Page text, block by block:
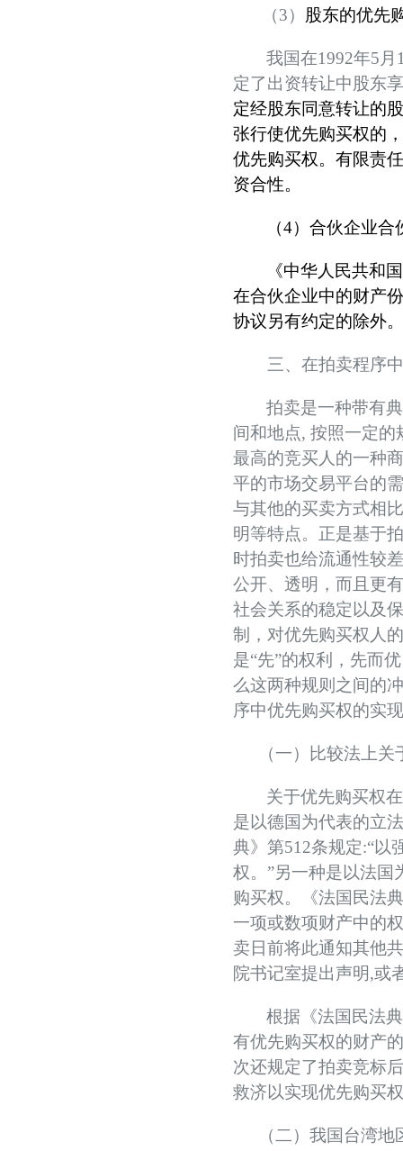
（3） 股东的优先
我国在1992年5 月
定了出资转让中股东
定经股东同意转让的
张行使优先购买权的
优先购买权。 有限责
资合性。
（4）合伙企业合
《中华人民共和
在合伙企业中的财产
协议另有约定的除外
三、在拍卖程序
拍卖是一种带有
间和地点, 按照一定的
最高的竞买人的一种
平的市场交易平台的
与其他的买卖方式相
明等特点。正是基于
时拍卖也给流通性较
公开、透明，而且更
社会关系的稳定以及
制，对优先购买权人
是“先”的权利，先而
么这两种规则之间的
序中优先购买权的实
（一）比较法上
关于优先购买权
是以德国为代表的立
典》 第512条规定:“以
权。”另一种是以法
购买权。
《法国民法
一项或数项财产中的
卖日前将此通知其他
院书记室提出声明,或
根据《法国民法
有优先购买权的财产
次还规定了拍卖竞标
救济以实现优先购买
（二）我国台湾